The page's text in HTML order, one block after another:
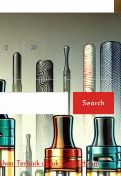
P
o
s
t
s
2
Search
Terbaik untuk Gaya Hidup